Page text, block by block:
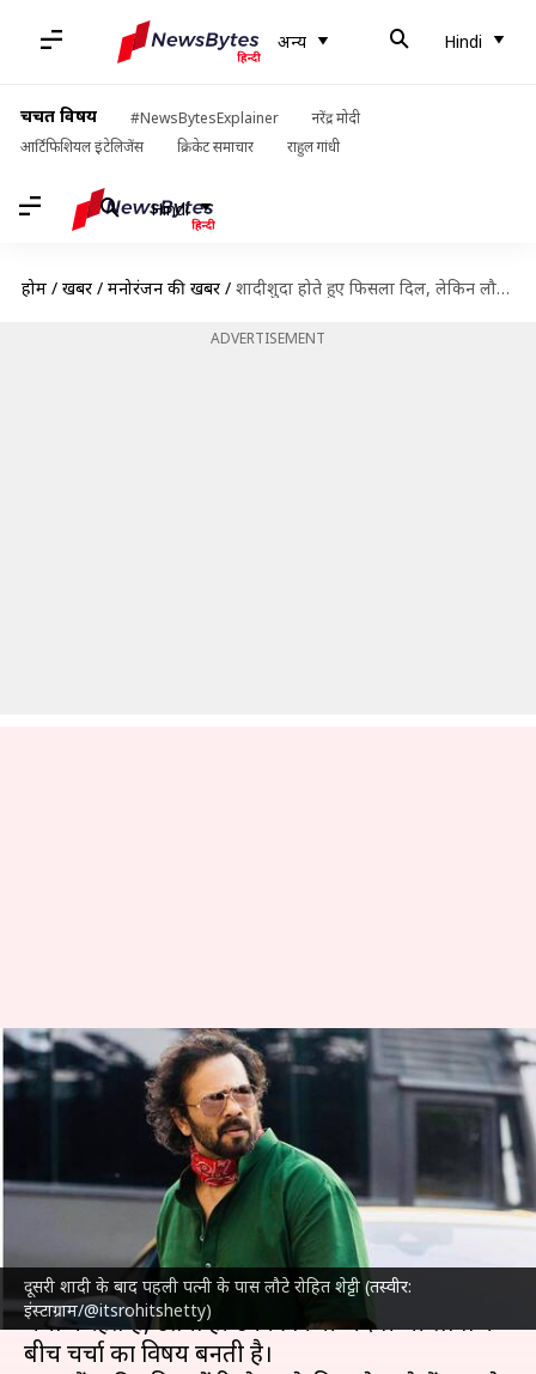
अन्य Hindi
चर्चित विषय #NewsBytesExplainer
नरेंद्र मोदी
आर्टिफिशियल इंटेलिजेंस
क्रिकेट समाचार राहुल गांधी
Hindi
होम / खबरें / मनोरंजन की खबरें / शादीशुदा होते हुए फिसला दिल, लेकिन लौटकर पहली पत्नी के पास पहुंचे ये अभिनेता और निर्देशक
ADVERTISEMENT
दूसरी शादी के बाद पहली पत्नी के पास लौटे रोहित शेट्टी (तस्वीर:
इंस्टाग्राम/@itsrohitshetty)
शादीशुदा होते हुए फिसला दिल, लेकिन
लौटकर पहली पत्नी के पास पहुंचे ये
अभिनेता और निर्देशक
नेहा शर्मा Jun 06, 2024 07:56 am
बॉलीवुड सितारेजितना अपनी पेशेवर जिंदगी को लेकर
चर्चा में रहते हैं, उतना ही उनकी निजी जिंदगी भी लोगों के
बीच चर्चा का विषय बनती है।